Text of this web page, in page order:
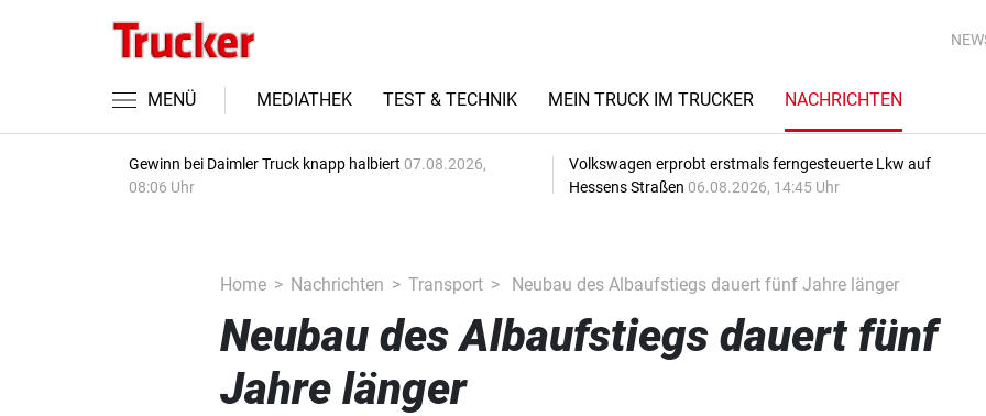
MENÜ MEDIATHEK TEST & TECHNIK MEIN TRUCK IM TRUCKER NACHRICHTEN
Gewinn bei Daimler Truck knapp halbiert 07.08.2026,
08:06 Uhr
Volkswagen erprobt erstmals ferngesteuerte Lkw auf
Hessens Straßen 06.08.2026, 14:45 Uhr
Home Nachrichten Transport Neubau des Albaufstiegs dauert fünf Jahre länger
Neubau des Albaufstiegs dauert fünf
Jahre länger